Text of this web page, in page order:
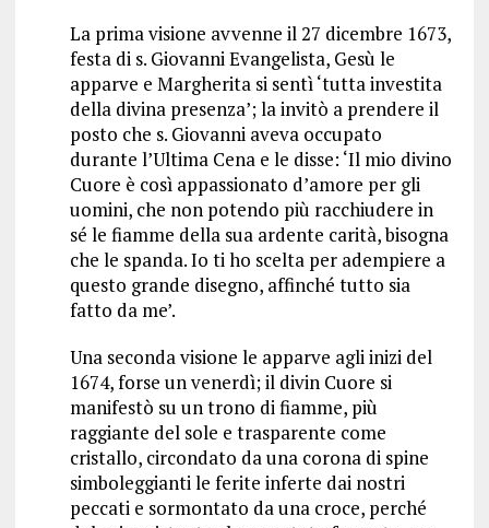
La prima visione avvenne il 27 dicembre 1673,
festa di s. Giovanni Evangelista, Gesù le
apparve e Margherita si sentì ‘tutta investita
della divina presenza’; la invitò a prendere il
posto che s. Giovanni aveva occupato
durante l’Ultima Cena e le disse: ‘Il mio divino
Cuore è così appassionato d’amore per gli
uomini, che non potendo più racchiudere in
sé le fiamme della sua ardente carità, bisogna
che le spanda. Io ti ho scelta per adempiere a
questo grande disegno, affinché tutto sia
fatto da me’.
Una seconda visione le apparve agli inizi del
1674, forse un venerdì; il divin Cuore si
manifestò su un trono di fiamme, più
raggiante del sole e trasparente come
cristallo, circondato da una corona di spine
simboleggianti le ferite inferte dai nostri
peccati e sormontato da una croce, perché